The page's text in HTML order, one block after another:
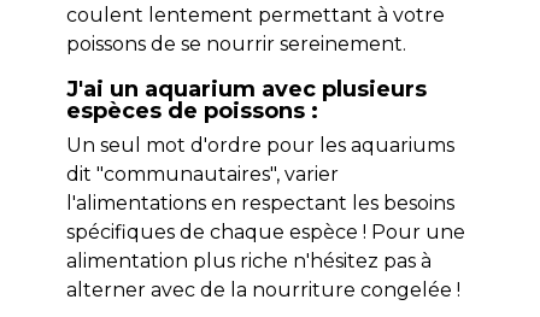
coulent lentement permettant à votre
poissons de se nourrir sereinement.
J'ai un aquarium avec plusieurs
espèces de poissons :
Un seul mot d'ordre pour les aquariums
dit "communautaires", varier
l'alimentations en respectant les besoins
spécifiques de chaque espèce ! Pour une
alimentation plus riche n'hésitez pas à
alterner avec de la nourriture congelée !